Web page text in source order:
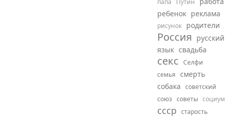
папа Путин
ребенок реклама
рисунок родители
Россия русский
язык свадьба
секс Селфи
семья смерть
собака советский
союз советы социум
ссср старость